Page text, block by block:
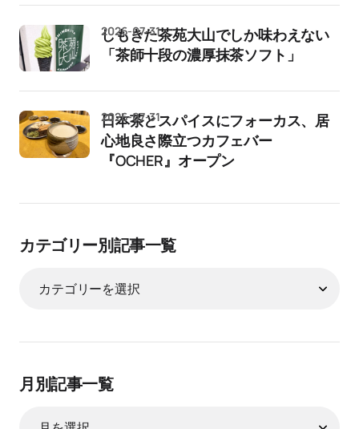
しもきた茶苑大山でしか味わえない
「茶師十段の濃厚抹茶ソフト」
2026-07-31
日本茶とスパイスにフォーカス、居
心地良さ際立つカフェバー
『OCHER』オープン
2026-07-31
カテゴリー別記事一覧
月別記事一覧